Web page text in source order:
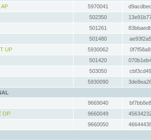
5970041
502350
501261
501480
UP
5930062
501420
503050
5930090
9669040
OP
9660049
9660050